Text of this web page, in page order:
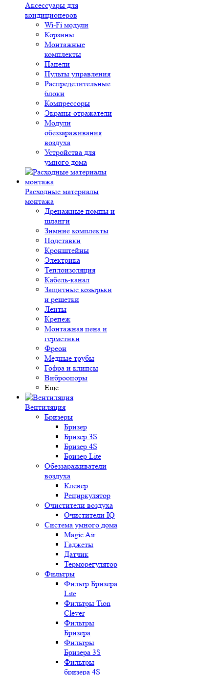
Аксессуары для
кондиционеров
Wi-Fi модули
Корзины
Монтажные
комплекты
Панели
Пульты управления
Распределительные
блоки
Компрессоры
Экраны-отражатели
Модули
обеззараживания
воздуха
Устройства для
умного дома
Расходные материалы
монтажа
Дренажные помпы и
шланги
Зимние комплекты
Подставки
Кронштейны
Электрика
Теплоизоляция
Кабель-канал
Защитные козырьки
и решетки
Ленты
Крепеж
Монтажная пена и
герметики
Фреон
Медные трубы
Гофра и клипсы
Виброопоры
Ещё
Вентиляция
Бризеры
Бризер
Бризер 3S
Бризер 4S
Бризер Lite
Обеззараживатели
воздуха
Клевер
Рециркулятор
Очистители воздуха
Очистители IQ
Система умного дома
Magic Air
Гаджеты
Датчик
Терморегулятор
Фильтры
Фильтр Бризера
Lite
Фильтры Tion
Clever
Фильтры
Бризера
Фильтры
Бризера 3S
Фильтры
бризера 4S